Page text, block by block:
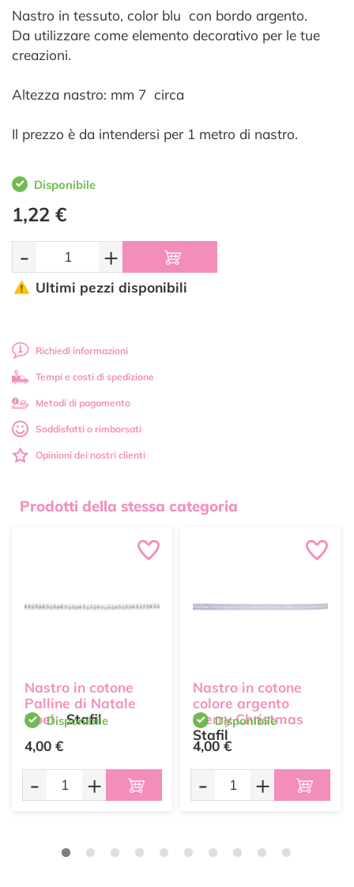
Nastro in tessuto, color blu con bordo argento.
Da utilizzare come elemento decorativo per le tue
creazioni.
Altezza nastro: mm 7 circa
Il prezzo è da intendersi per 1 metro di nastro.
Disponibile
1,22 €
- +
Ultimi pezzi disponibili
Richiedi informazioni
Tempi e costi di spedizione
Metodi di pagamento
Soddisfatti o rimborsati
Opinioni dei nostri clienti
Prodotti della stessa categoria
Nastro in cotone
Palline di Natale
Noel Stafil
Disponibile
4,00 €
- +
Nastro in cotone
colore argento
Merry Christmas
Stafil
Disponibile
4,00 €
- +